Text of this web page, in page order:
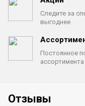
Следите за
выгоднее
Постоянное
ассортимента
Отзывы